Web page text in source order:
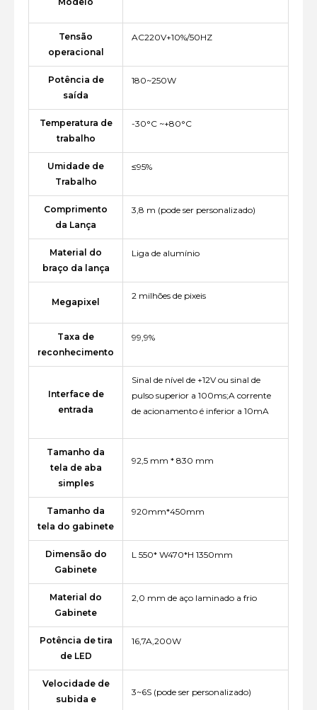
Tensão
operacional
AC220V+10%/50HZ
Potência de
saída
180~250W
Temperatura de
trabalho
-30°C ~+80°C
Umidade de
Trabalho
≤95%
Comprimento
da Lança
3,8 m (pode ser personalizado)
Material do
braço da lança
Liga de alumínio
Megapixel
2 milhões de pixeis
Taxa de
reconhecimento
99,9%
Interface de
entrada
Sinal de nível de +12V ou sinal de
pulso superior a 100ms;A corrente
de acionamento é inferior a 10mA
Tamanho da
tela de aba
simples
92,5 mm * 830 mm
Tamanho da
tela do gabinete
920mm*450mm
Dimensão do
Gabinete
L 550* W470*H 1350mm
Material do
Gabinete
2,0 mm de aço laminado a frio
Potência de tira
de LED
16,7A,200W
Velocidade de
subida e
3~6S (pode ser personalizado)